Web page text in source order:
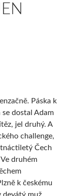
Páska k
dostal Adam
jel druhý. A
challenge,
Čech
druhém
k českému
devátý muž